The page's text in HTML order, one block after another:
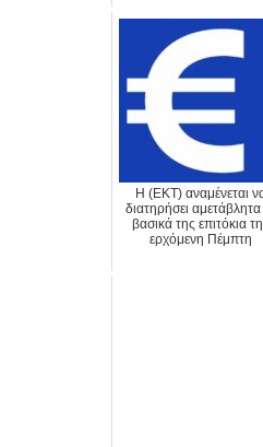
H (ΕΚΤ) αναμένεται
διατηρήσει αμετάβλητα
βασικά της επιτόκια
ερχόμενη Πέμπτη